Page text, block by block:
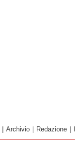
Archivio Redazione